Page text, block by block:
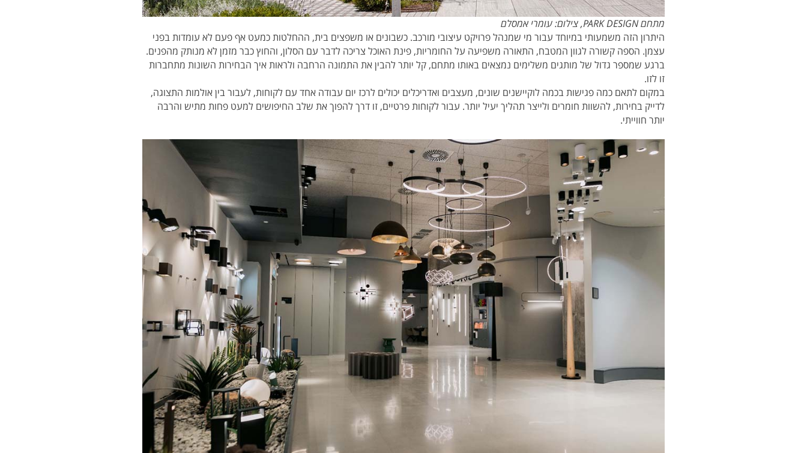
מתחם PARK DESIGN, צילום: עומרי אמסלם
היתרון הזה משמעותי במיוחד עבור מי שמנהל פרויקט עיצובי מורכב. כשבונים או משפצים בית, ההחלטות כמעט אף פעם לא עומדות בפני
עצמן. הספה קשורה לגוון המטבח, התאורה משפיעה על החומריות, פינת האוכל צריכה לדבר עם הסלון, והחוץ כבר מזמן לא מנותק מהפנים.
ברגע שמספר גדול של מותגים משלימים נמצאים באותו מתחם, קל יותר להבין את התמונה הרחבה ולראות איך הבחירות השונות מתחברות
זו לזו.
במקום לתאם כמה פגישות בכמה לוקיישנים שונים, מעצבים ואדריכלים יכולים לרכז יום עבודה אחד עם לקוחות, לעבור בין אולמות התצוגה,
לדייק בחירות, להשוות חומרים ולייצר תהליך יעיל יותר. עבור לקוחות פרטיים, זו דרך להפוך את שלב החיפושים למעט פחות מתיש והרבה
יותר חווייתי.